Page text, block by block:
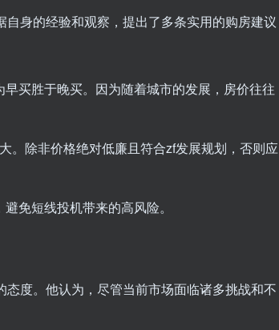
身的经验和观察，提出了多条实用的购房建议
买胜于晚买。因为随着城市的发展，房价往往
。除非价格绝对低廉且符合zf发展规划，否则应
免短线投机带来的高风险。
度。他认为，尽管当前市场面临诸多挑战和不